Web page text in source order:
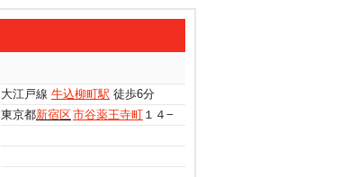
大江戸線 牛込柳町駅 徒歩6分
東京都新宿区市谷薬王寺町 １４−４